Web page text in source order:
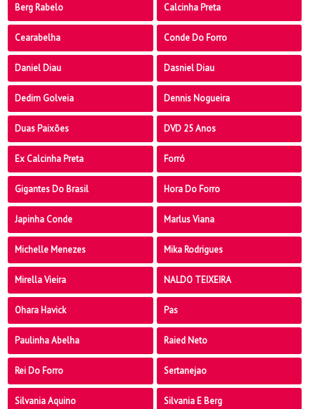
Berg Rabelo Calcinha Preta
Cearabelha Conde Do Forro
Daniel Diau Dasniel Diau
Dedim Golveia Dennis Nogueira
Duas Paixões DVD 25 Anos
Ex Calcinha Preta Forró
Gigantes Do Brasil Hora Do Forro
Japinha Conde Marlus Viana
Michelle Menezes Mika Rodrigues
Mirella Vieira NALDO TEIXEIRA
Ohara Havick Pas
Paulinha Abelha Raied Neto
Rei Do Forro Sertanejao
Silvania Aquino Silvania E Berg